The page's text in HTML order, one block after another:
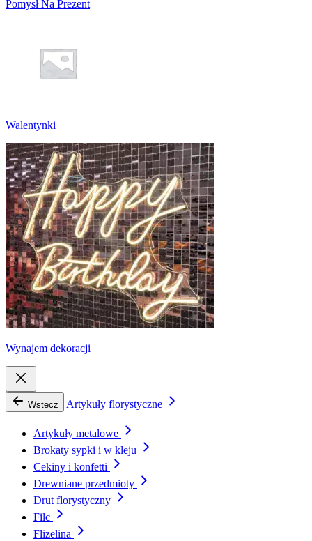
Pomysł Na Prezent
Walentynki
Wynajem dekoracji
Wstecz Artykuły florystyczne
Artykuły metalowe
Brokaty sypki i w kleju
Cekiny i konfetti
Drewniane przedmioty
Drut florystyczny
Filc
Flizelina